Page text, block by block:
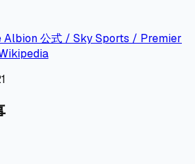
Albion 公式 / Sky Sports / Premier